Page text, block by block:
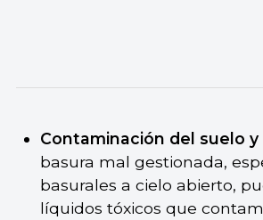
Contaminación del suelo y
basura mal gestionada,
basurales a cielo abierto,
líquidos tóxicos que